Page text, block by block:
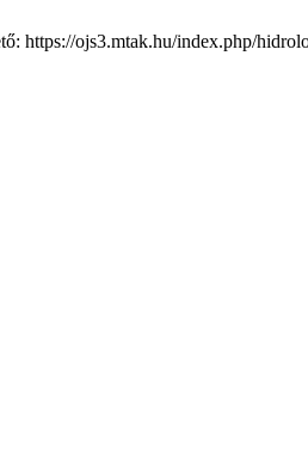
https://ojs3.mtak.hu/index.php/